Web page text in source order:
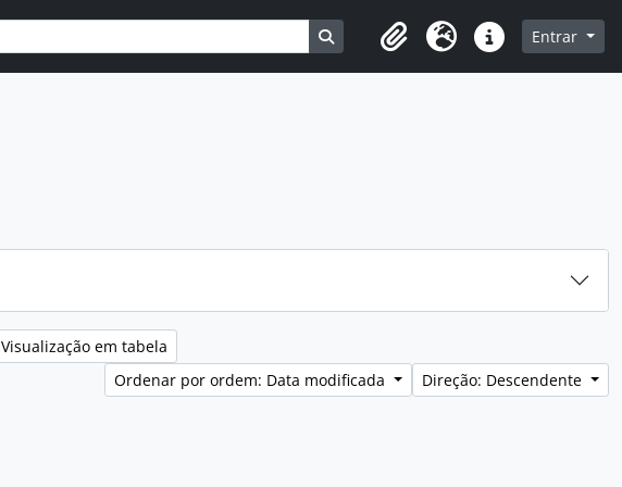
Busque na página de navegação
Clipboard
Idioma Ligações rápidas
Entrar
Visualização em tabela
Ordenar por ordem: Data modificada
Direção: Descendente